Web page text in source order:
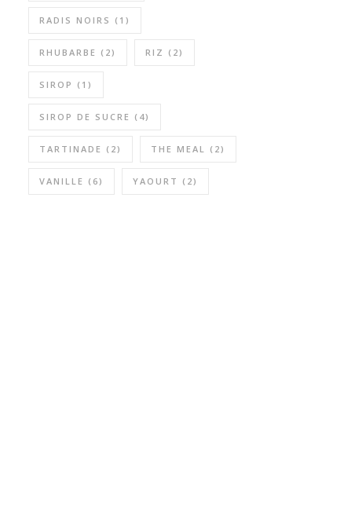
RADIS NOIRS (1)
RHUBARBE (2) RIZ (2)
SIROP (1)
SIROP DE SUCRE (4)
TARTINADE (2) THE MEAL (2)
VANILLE (6) YAOURT (2)